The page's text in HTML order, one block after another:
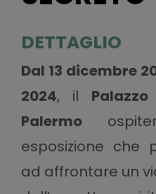
DETTAGLIO
Dal 13 dicembre
2024, il
Palermo
esposizione che
ad affrontare un